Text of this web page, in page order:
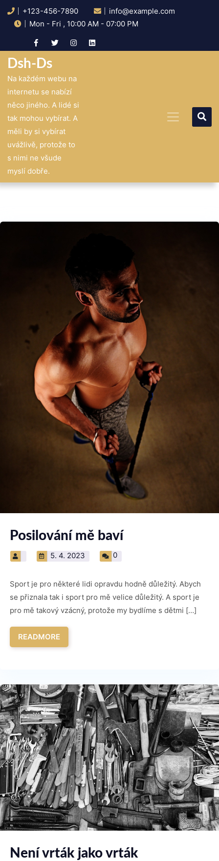
content
+123-456-7890
info@example.com
Mon - Fri , 10:00 AM - 07:00 PM
Dsh-Ds
Na každém webu na
internetu se nabízí
něco jiného. A lidé si
tak mohou vybírat. A
měli by si vybírat
uvážlivě, protože to
s nimi ne všude
myslí dobře.
Posilování mě baví
5. 4. 2023 0
Sport je pro některé lidi opravdu hodně důležitý. Abych
se přiznala tak i sport pro mě velice důležitý. A sport je
pro mě takový vzácný, protože my bydlíme s dětmi […]
READMORE
Není vrták jako vrták